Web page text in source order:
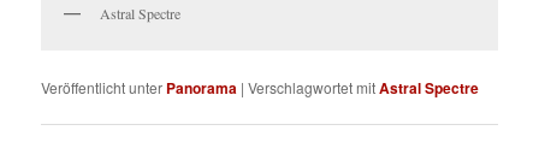
Astral Spectre
Veröffentlicht unter Panorama |Verschlagwortet mitAstral Spectre